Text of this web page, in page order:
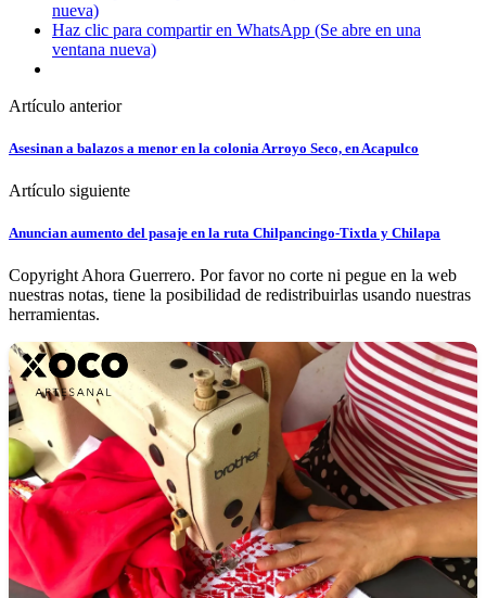
nueva)
Haz clic para compartir en WhatsApp (Se abre en una
ventana nueva)
Artículo anterior
Asesinan a balazos a menor en la colonia Arroyo Seco, en Acapulco
Artículo siguiente
Anuncian aumento del pasaje en la ruta Chilpancingo-Tixtla y Chilapa
Copyright Ahora Guerrero. Por favor no corte ni pegue en la web
nuestras notas, tiene la posibilidad de redistribuirlas usando nuestras
herramientas.